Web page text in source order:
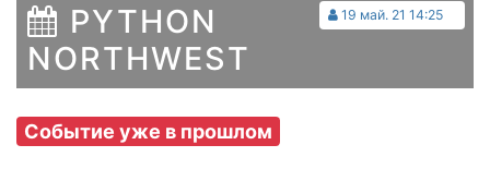
19 май. 21 14:25
PYTHON
NORTHWEST
Событие уже в прошлом